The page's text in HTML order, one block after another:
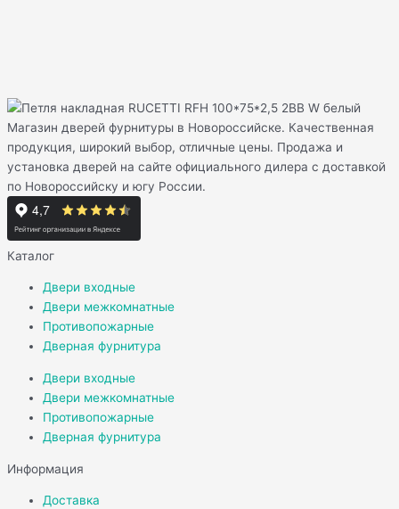
Магазин дверей фурнитуры в Новороссийске. Качественная
продукция, широкий выбор, отличные цены. Продажа и
установка дверей на сайте официального дилера с доставкой
по Новороссийску и югу России.
Каталог
Двери входные
Двери межкомнатные
Противопожарные
Дверная фурнитура
Двери входные
Двери межкомнатные
Противопожарные
Дверная фурнитура
Информация
Доставка